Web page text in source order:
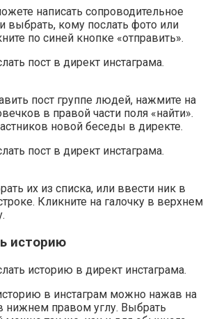
написать сопроводительное
выбрать, кому послать фото или
по синей кнопке «отправить».
пост группе людей, нажмите на
в правой части поля «найти».
новой беседы в директе.
их из списка, или ввести ник в
Кликните на галочку в верхнем
историю
в инстаграм можно нажав на
нижнем правом углу. Выбрать